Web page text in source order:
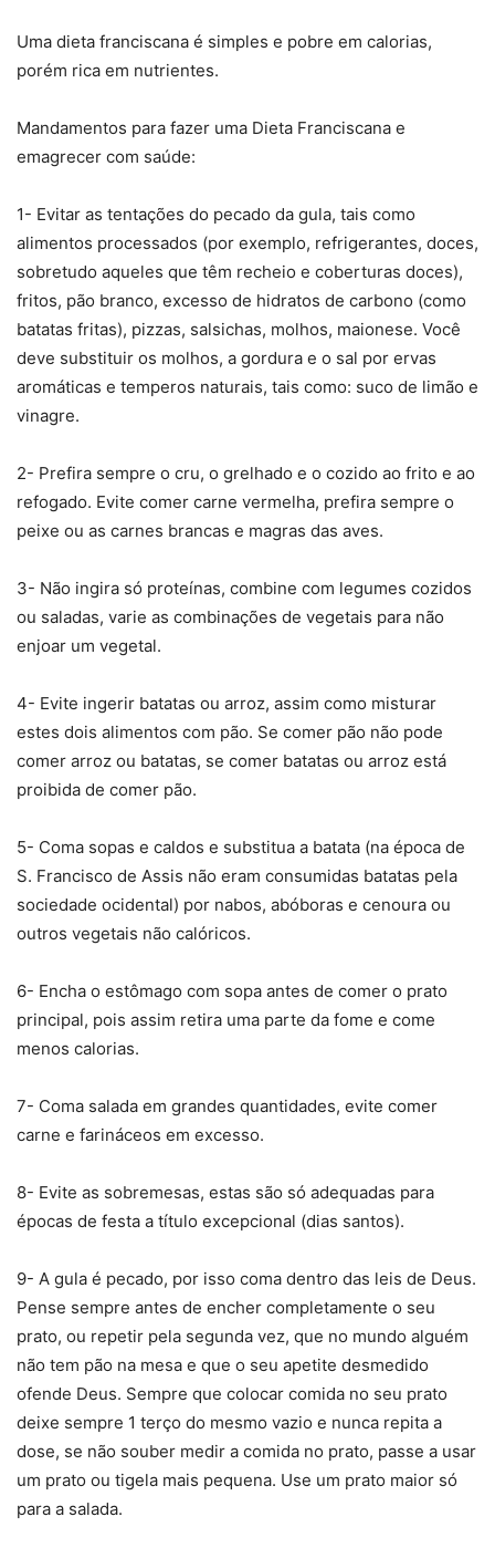
Uma dieta franciscana é simples e pobre em calorias,
porém rica em nutrientes.
Mandamentos para fazer uma Dieta Franciscana e
emagrecer com saúde:
1- Evitar as tentações do pecado da gula, tais como
alimentos processados (por exemplo, refrigerantes, doces,
sobretudo aqueles que têm recheio e coberturas doces),
fritos, pão branco, excesso de hidratos de carbono (como
batatas fritas), pizzas, salsichas, molhos, maionese. Você
deve substituir os molhos, a gordura e o sal por ervas
aromáticas e temperos naturais, tais como: suco de limão e
vinagre.
2- Prefira sempre o cru, o grelhado e o cozido ao frito e ao
refogado. Evite comer carne vermelha, prefira sempre o
peixe ou as carnes brancas e magras das aves.
3- Não ingira só proteínas, combine com legumes cozidos
ou saladas, varie as combinações de vegetais para não
enjoar um vegetal.
4- Evite ingerir batatas ou arroz, assim como misturar
estes dois alimentos com pão. Se comer pão não pode
comer arroz ou batatas, se comer batatas ou arroz está
proibida de comer pão.
5- Coma sopas e caldos e substitua a batata (na época de
S. Francisco de Assis não eram consumidas batatas pela
sociedade ocidental) por nabos, abóboras e cenoura ou
outros vegetais não calóricos.
6- Encha o estômago com sopa antes de comer o prato
principal, pois assim retira uma parte da fome e come
menos calorias.
7- Coma salada em grandes quantidades, evite comer
carne e farináceos em excesso.
8- Evite as sobremesas, estas são só adequadas para
épocas de festa a título excepcional (dias santos).
9- A gula é pecado, por isso coma dentro das leis de Deus.
Pense sempre antes de encher completamente o seu
prato, ou repetir pela segunda vez, que no mundo alguém
não tem pão na mesa e que o seu apetite desmedido
ofende Deus. Sempre que colocar comida no seu prato
deixe sempre 1 terço do mesmo vazio e nunca repita a
dose, se não souber medir a comida no prato, passe a usar
um prato ou tigela mais pequena. Use um prato maior só
para a salada.